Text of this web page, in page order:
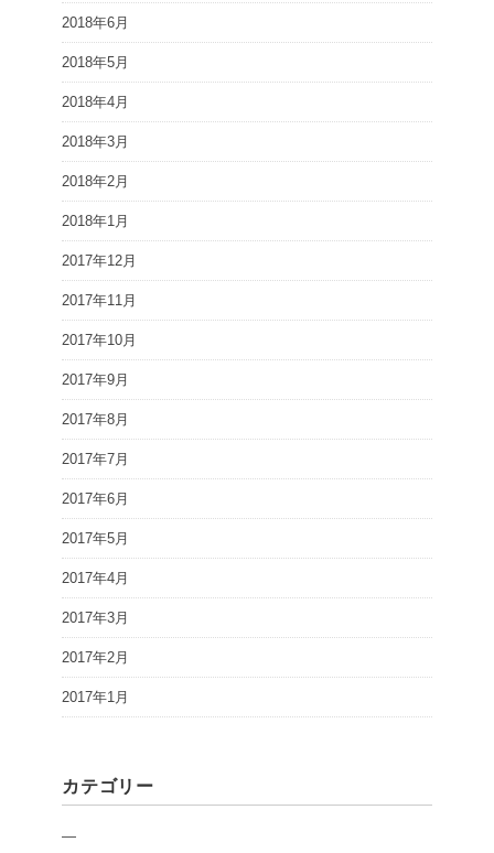
2018年6月
2018年5月
2018年4月
2018年3月
2018年2月
2018年1月
2017年12月
2017年11月
2017年10月
2017年9月
2017年8月
2017年7月
2017年6月
2017年5月
2017年4月
2017年3月
2017年2月
2017年1月
カテゴリー
—